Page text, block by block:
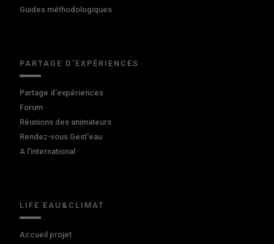
Guides méthodologiques
PARTAGE D'EXPÉRIENCES
Partage d'expériences
Forum
Réunions des animateurs
Rendez-vous Gest'eau
A l'international
LIFE EAU&CLIMAT
Accueil projet